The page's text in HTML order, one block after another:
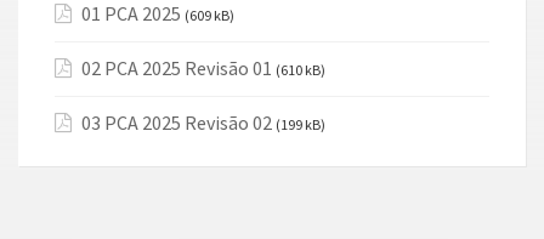
01 PCA 2025 (609 kB)
02 PCA 2025 Revisão 01 (610 kB)
03 PCA 2025 Revisão 02 (199 kB)